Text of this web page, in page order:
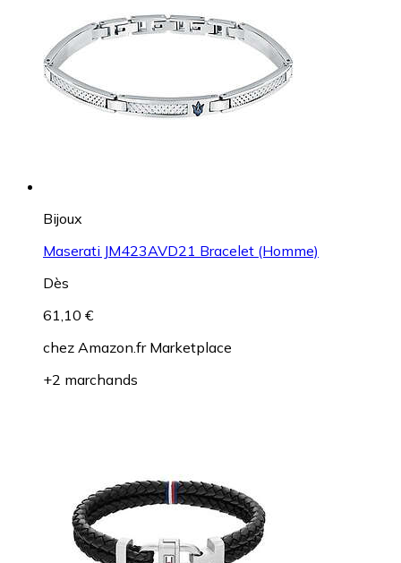
Bijoux
Maserati JM423AVD21 Bracelet (Homme)
Dès
61,10 €
chez Amazon.fr Marketplace
+2 marchands